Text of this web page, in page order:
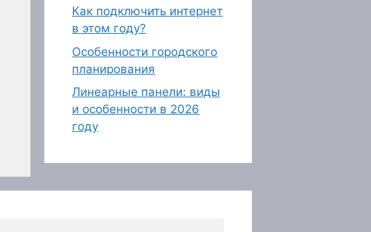
Как подключить интернет
в этом году?
Особенности городского
планирования
Линеарные панели: виды
и особенности в 2026
году